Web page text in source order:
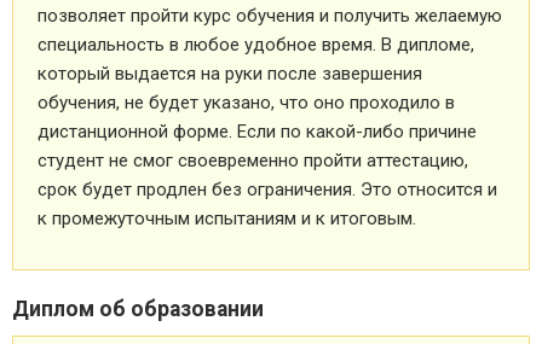
позволяет пройти курс обучения и получить желаемую
специальность в любое удобное время. В дипломе,
который выдается на руки после завершения
обучения, не будет указано, что оно проходило в
дистанционной форме. Если по какой-либо причине
студент не смог своевременно пройти аттестацию,
срок будет продлен без ограничения. Это относится и
к промежуточным испытаниям и к итоговым.
Диплом об образовании